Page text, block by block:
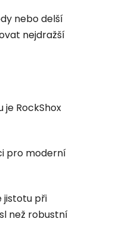
nebo delší
nejdražší
RockShox
pro moderní
jistotu při
než robustní